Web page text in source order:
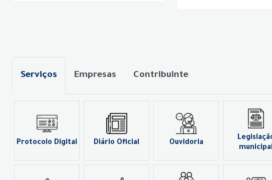
Serviços Empresas Contribuinte
Protocolo Digital Diário Oficial Ouvidoria
municipal